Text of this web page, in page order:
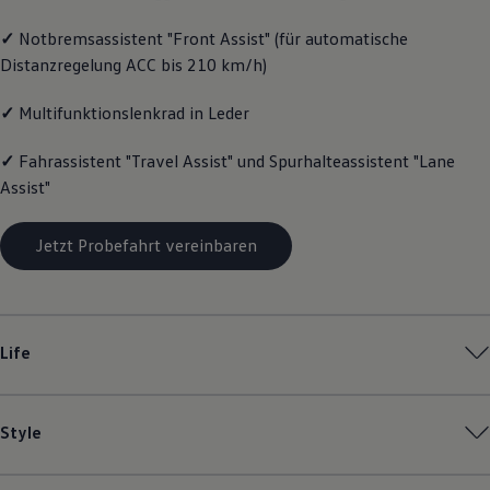
Lifestyle
Transport
Familie
Volkswagen R
Volkswagen Kundenbetreuung
✓ Notbremsassistent "Front Assist" (für automatische
Distanzregelung ACC bis 210 km/h)
✓ Multifunktionslenkrad in Leder
✓ Fahrassistent "Travel Assist" und Spurhalteassistent "Lane
Assist"
Jetzt Probefahrt vereinbaren
Life
Style